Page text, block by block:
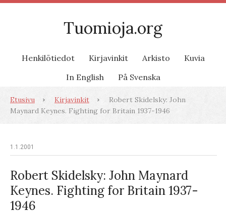
Tuomioja.org
Henkilötiedot Kirjavinkit Arkisto
Kuvia
In English
På Svenska
Etusivu Kirjavinkit
Robert Skidelsky: John
Maynard Keynes. Fighting for Britain 1937-1946
1.1.2001
Robert Skidelsky: John Maynard
Keynes. Fighting for Britain 1937-
1946